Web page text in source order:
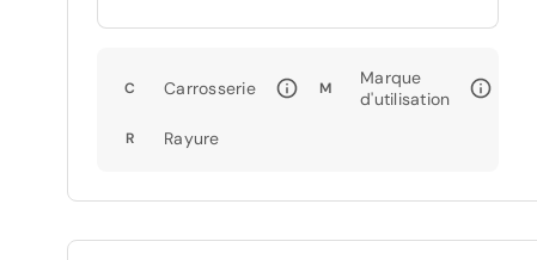
C Carrosserie M
Marque
d'utilisation
R Rayure